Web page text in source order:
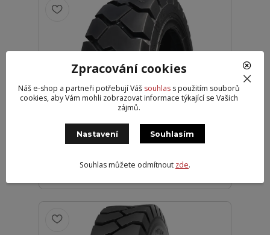
MARCHER 5,00-8 W-9C 113A5
1 389 Kč
1 148 Kčbez DPH
Přidat do košíku
Zpracování cookies
Náš e-shop a partneři potřebují Váš souhlass použitím souborů
cookies, aby Vám mohli zobrazovat informace týkající se Vašich
zájmů.
Nastavení Souhlasím
Souhlas můžete odmítnout zde.